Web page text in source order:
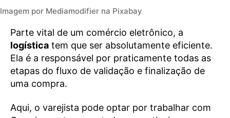
Imagem por Mediamodifier na Pixabay
Parte vital de um comércio eletrônico, a
logística tem que ser absolutamente eficiente.
Ela é a responsável por praticamente todas as
etapas do fluxo de validação e finalização de
uma compra.
Aqui, o varejista pode optar por trabalhar com